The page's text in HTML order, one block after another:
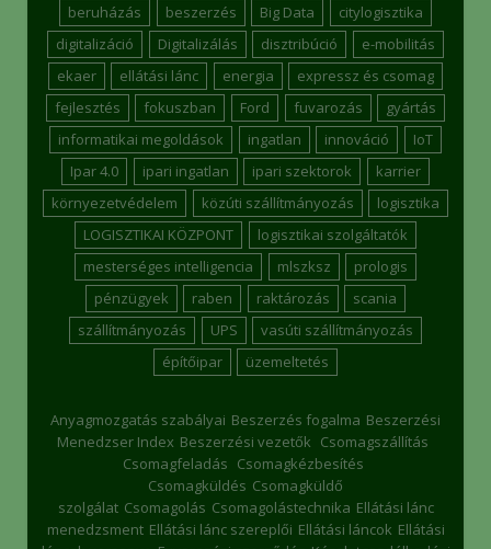
beruházás
beszerzés Big Data
citylogisztika
digitalizáció
Digitalizálás disztribúció
e-mobilitás
ekaer
ellátási lánc energia
expressz és csomag
fejlesztés
fokuszban Ford fuvarozás
gyártás
informatikai megoldások
ingatlan innováció
IoT
Ipar 4.0
ipari ingatlan ipari szektorok
karrier
környezetvédelem
közúti szállítmányozás
logisztika
LOGISZTIKAI KÖZPONT
logisztikai szolgáltatók
mesterséges intelligencia
mlszksz
prologis
pénzügyek
raben raktározás
scania
szállítmányozás
UPS
vasúti szállítmányozás
építőipar
üzemeltetés
Anyagmozgatás szabályai Beszerzés fogalma Beszerzési
Menedzser Index Beszerzési vezetők Csomagszállítás
Csomagfeladás Csomagkézbesítés
Csomagküldés Csomagküldő
szolgálat Csomagolás Csomagolástechnika Ellátási lánc
menedzsment Ellátási lánc szereplői Ellátási láncok Ellátási